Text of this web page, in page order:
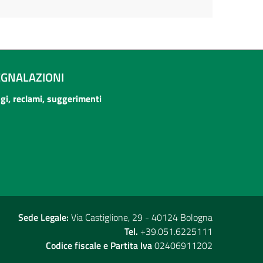
reclami, suggerimenti
Sede Legale: Via Castiglione, 29 - 40124 Bologna
Tel. +39.051.6225111
Codice fiscale e Partita Iva02406911202